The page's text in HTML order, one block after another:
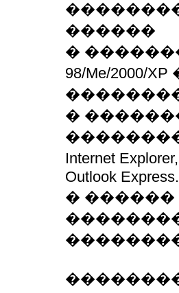
������
�
98/Me/
�
Internet
Outlook Express.
�